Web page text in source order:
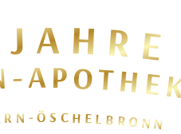
ÖSCHELBRONN